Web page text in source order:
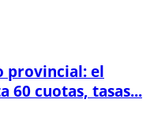
provincial: el
60 cuotas, tasas...